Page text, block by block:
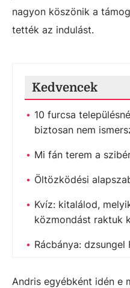
nagyon köszönik a
tették az indulást.
Kedvencek
10 furcsa
biztosan nem
Mi fán terem a
Öltözködési
Kvíz: kitalálod,
közmondást raktuk
Rácbánya: dzsungel
Andris egyébként idén e